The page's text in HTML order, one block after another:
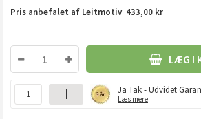
Pris anbefalet af Leitmotiv 433,00 kr
LÆG I
Ja Tak - Udvidet
Læs mere